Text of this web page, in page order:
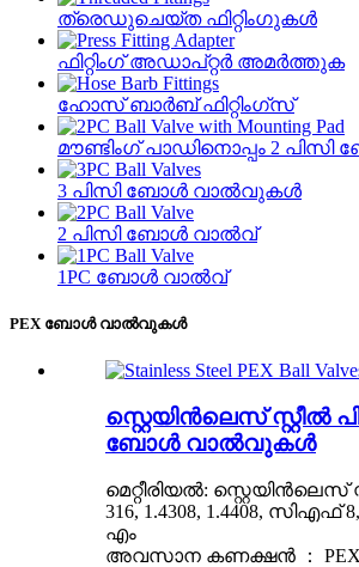
ത്രെഡുചെയ്‌ത ഫിറ്റിംഗുകൾ
ഫിറ്റിംഗ് അഡാപ്റ്റർ അമർത്തുക
ഹോസ് ബാർബ് ഫിറ്റിംഗ്സ്
മൗണ്ടിംഗ് പാഡിനൊപ്പം 2
3 പിസി ബോൾ വാൽവുകൾ
2 പിസി ബോൾ വാൽവ്
1PC ബോൾ വാൽവ്
PEX ബോൾ വാൽവുകൾ
സ്റ്റെയിൻ‌ലെസ് സ്റ്റീൽ
ബോൾ വാൽവുകൾ
മെറ്റീരിയൽ: സ്റ്റെയിൻലെസ്
316, 1.4308, 1.4408,
എം
അവസാന കണക്ഷൻ ： PEX /